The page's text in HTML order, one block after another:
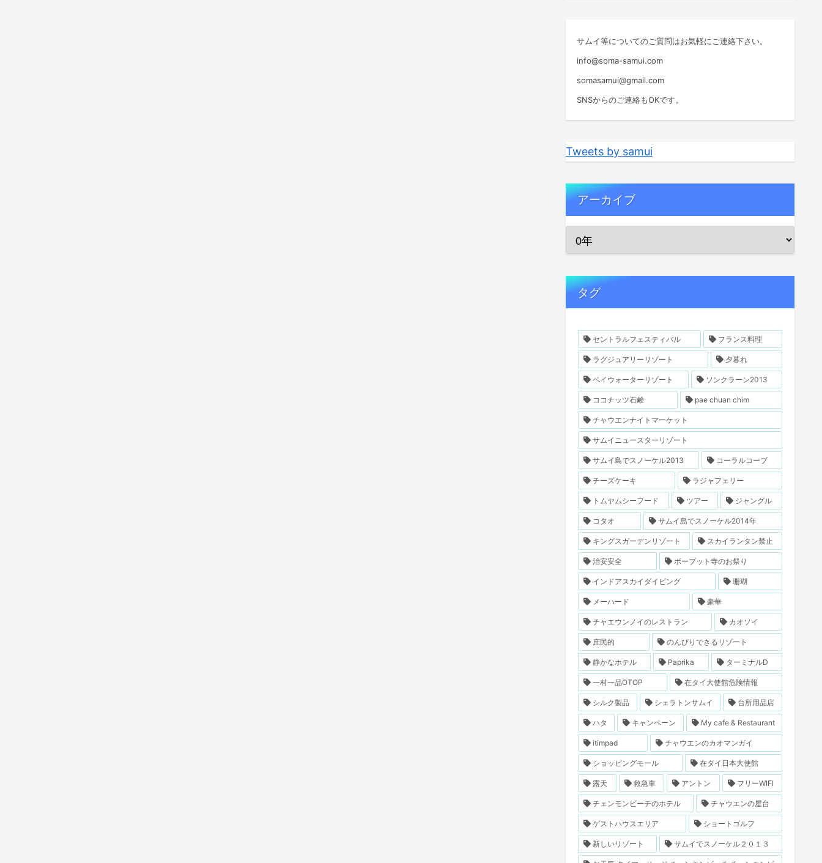
サムイ等についてのご質問はお気軽にご連絡下さい。
info@soma-samui.com
somasamui@gmail.com
SNSからのご連絡もOKです。
Tweets by samui
アーカイブ
タグ
セントラルフェスティバル フランス料理
ラグジュアリーリゾート 夕暮れ
ベイウォーターリゾート ソンクラーン2013
ココナッツ石鹸 pae chuan chim
チャウエンナイトマーケット
サムイニュースターリゾート
サムイ島でスノーケル2013 コーラルコーブ
チーズケーキ ラジャフェリー
トムヤムシーフード ツアー ジャングル
コタオ サムイ島でスノーケル2014年
キングスガーデンリゾート スカイランタン禁止
治安安全 ボープット寺のお祭り
インドアスカイダイビング 珊瑚
メーハード 豪華
チャエウンノイのレストラン カオソイ
庶民的 のんびりできるリゾート
静かなホテル Paprika ターミナルD
一村一品OTOP 在タイ大使館危険情報
シルク製品 シェラトンサムイ 台所用品店
ハタ キャンペーン My cafe & Restaurant
itimpad チャウエンのカオマンガイ
ショッピングモール 在タイ日本大使館
露天 救急車 アントン フリーWIFI
チェンモンビーチのホテル チャウエンの屋台
ゲストハウスエリア ショートゴルフ
新しいリゾート サムイでスノーケル２０１３